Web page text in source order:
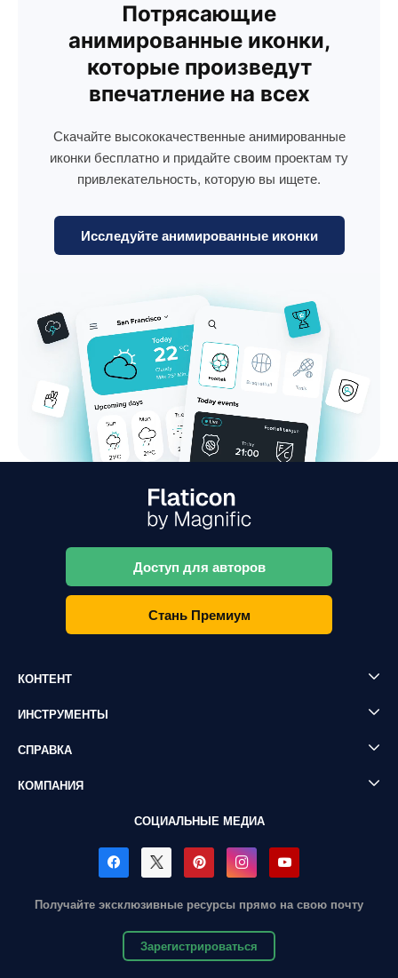
Потрясающие
анимированные иконки,
которые произведут
впечатление на всех
Скачайте высококачественные анимированные
иконки бесплатно и придайте своим проектам ту
привлекательность, которую вы ищете.
Исследуйте анимированные иконки
Доступ для авторов
Стань Премиум
КОНТЕНТ
ИНСТРУМЕНТЫ
СПРАВКА
КОМПАНИЯ
СОЦИАЛЬНЫЕ МЕДИА
Получайте эксклюзивные ресурсы прямо на свою почту
Зарегистрироваться